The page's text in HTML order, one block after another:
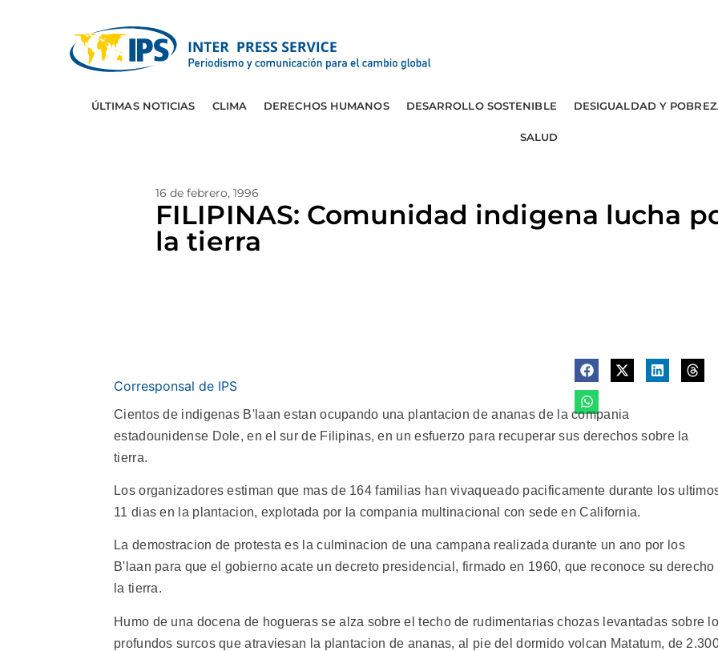
ÚLTIMAS NOTICIAS CLIMA DERECHOS HUMANOS DESARROLLO SOSTENIBLE DESIGUALDAD Y
SALUD
16 de febrero, 1996
FILIPINAS: Comunidad indigena lucha
la tierra
Corresponsal de IPS
Cientos de indigenas B'laan estan ocupando una plantacion de ananas de la compania
estadounidense Dole, en el sur de Filipinas, en un esfuerzo para recuperar sus derechos sobre la
tierra.
Los organizadores estiman que mas de 164 familias han vivaqueado pacificamente durante los
11 dias en la plantacion, explotada por la compania multinacional con sede en California.
La demostracion de protesta es la culminacion de una campana realizada durante un ano por los
B'laan para que el gobierno acate un decreto presidencial, firmado en 1960, que reconoce su derecho
la tierra.
Humo de una docena de hogueras se alza sobre el techo de rudimentarias chozas levantadas sobre
profundos surcos que atraviesan la plantacion de ananas, al pie del dormido volcan Matatum, de